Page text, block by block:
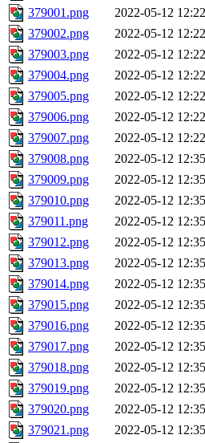
379001.png
2022-05-12 12:22
379002.png
2022-05-12 12:22
379003.png
2022-05-12 12:22
379004.png
2022-05-12 12:22
379005.png
2022-05-12 12:22
379006.png
2022-05-12 12:22
379007.png
2022-05-12 12:22
379008.png
2022-05-12 12:35
379009.png
2022-05-12 12:35
379010.png
2022-05-12 12:35
379011.png
2022-05-12 12:35
379012.png
2022-05-12 12:35
379013.png
2022-05-12 12:35
379014.png
2022-05-12 12:35
379015.png
2022-05-12 12:35
379016.png
2022-05-12 12:35
379017.png
2022-05-12 12:35
379018.png
2022-05-12 12:35
379019.png
2022-05-12 12:35
379020.png
2022-05-12 12:35
379021.png
2022-05-12 12:35